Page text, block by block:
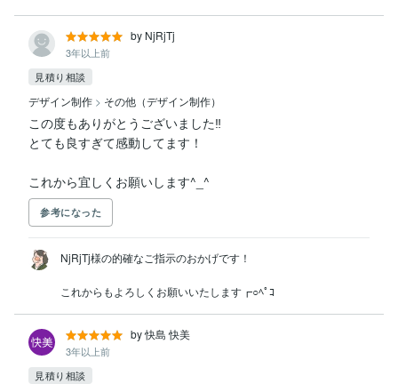
by NjRjTj
3年以上前
見積り相談
デザイン制作 > その他（デザイン制作）
この度もありがとうございました‼︎
とても良すぎて感動してます！
これから宜しくお願いします^_^
参考になった
NjRjTj様の的確なご指示のおかげです！
これからもよろしくお願いいたします┏○ﾍﾟｺ
by 快島 快美
3年以上前
見積り相談